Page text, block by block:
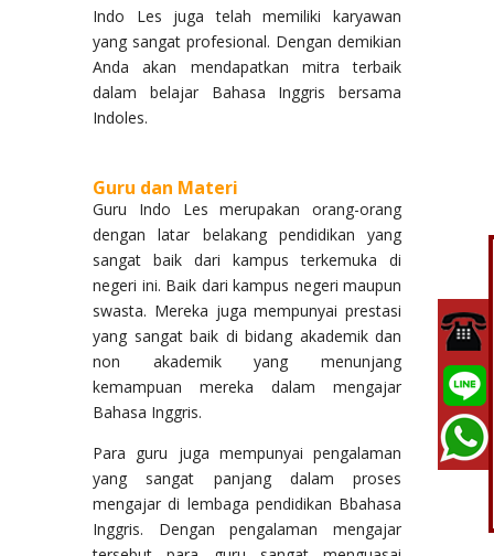
Indo Les juga telah memiliki karyawan
yang sangat profesional. Dengan demikian
Anda akan mendapatkan mitra terbaik
dalam belajar Bahasa Inggris bersama
Indoles.
Guru dan Materi
Guru Indo Les merupakan orang-orang
dengan latar belakang pendidikan yang
sangat baik dari kampus terkemuka di
negeri ini. Baik dari kampus negeri maupun
swasta. Mereka juga mempunyai prestasi
yang sangat baik di bidang akademik dan
non akademik yang menunjang
kemampuan mereka dalam mengajar
Bahasa Inggris.
Para guru juga mempunyai pengalaman
yang sangat panjang dalam proses
mengajar di lembaga pendidikan Bbahasa
Inggris. Dengan pengalaman mengajar